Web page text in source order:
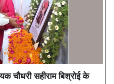
चौधरी सहीराम बिश्रोई के